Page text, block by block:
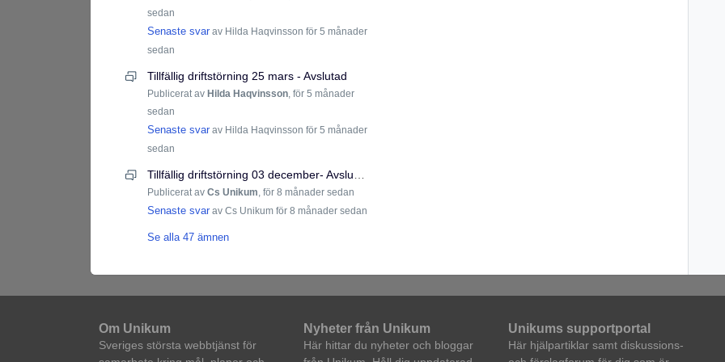
sedan
Senaste svar av Hilda Haqvinsson för 5 månader
sedan
Tillfällig driftstörning 25 mars - Avslutad
Publicerat av Hilda Haqvinsson, för 5 månader
sedan
Senaste svar av Hilda Haqvinsson för 5 månader
sedan
Publicerat av Cs Unikum, för 8 månader sedan
Senaste svar av Cs Unikum för 8 månader sedan
Se alla 47 ämnen
Om Unikum
Sveriges största webbtjänst för
Nyheter från Unikum
Här hittar du nyheter och bloggar
Unikums supportportal
Här hjälpartiklar samt diskussions-